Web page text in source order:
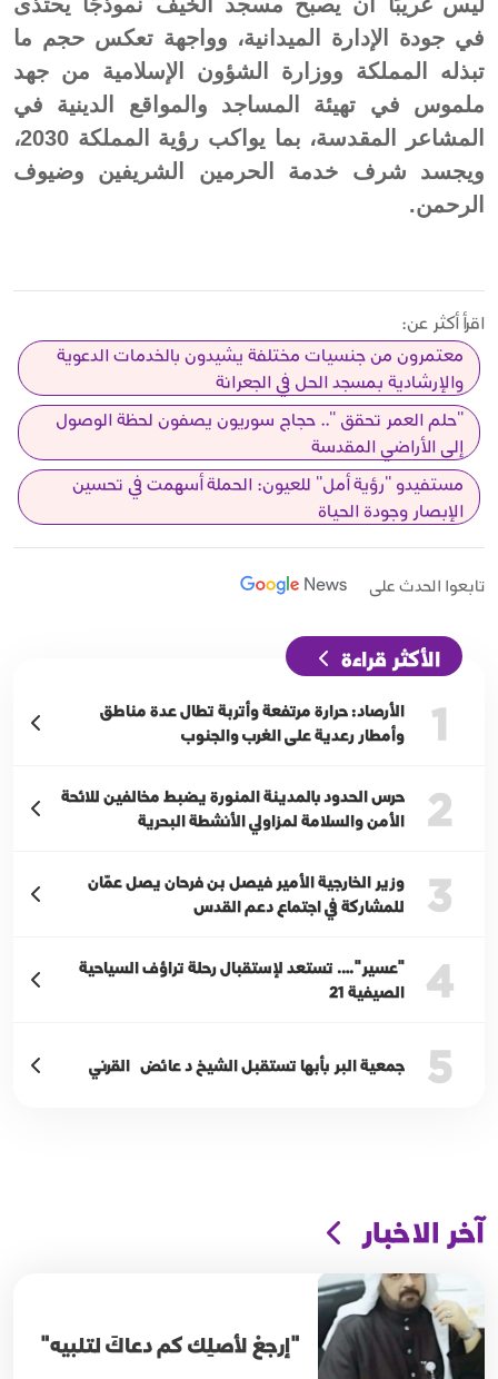
في جودة الإدارة الميدانية، وواجهة تعكس حجم ما
تبذله المملكة ووزارة الشؤون الإسلامية من جهد
ملموس في تهيئة المساجد والمواقع الدينية في
المشاعر المقدسة، بما يواكب رؤية المملكة 2030،
ويجسد شرف خدمة الحرمين الشريفين وضيوف
الرحمن.
اقرأ أكثر عن:
معتمرون من جنسيات مختلفة يشيدون بالخدمات الدعوية
والإرشادية بمسجد الحل في الجعرانة
"حلم العمر تحقق ".. حجاج سوريون يصفون لحظة الوصول
إلى الأراضي المقدسة
مستفيدو "رؤية أمل" للعيون: الحملة أسهمت في تحسين
الإبصار وجودة الحياة
تابعوا الحدث على
الأكثر قراءة
1
الأرصاد: حرارة مرتفعة وأتربة تطال عدة مناطق
وأمطار رعدية على الغرب والجنوب
2
حرس الحدود بالمدينة المنورة يضبط مخالفين للائحة
الأمن والسلامة لمزاولي الأنشطة البحرية
3
وزير الخارجية الأمير فيصل بن فرحان يصل عمّان
للمشاركة في اجتماع دعم القدس
4
"عسير"…. تستعد لإستقبال رحلة تراؤف السياحية
الصيفية 21
5 جمعية البر بأبها تستقبل الشيخ د عائض القرني
آخر الاخبار
"إرجعْ لأصلِك كم دعاكَ لتلبيه"